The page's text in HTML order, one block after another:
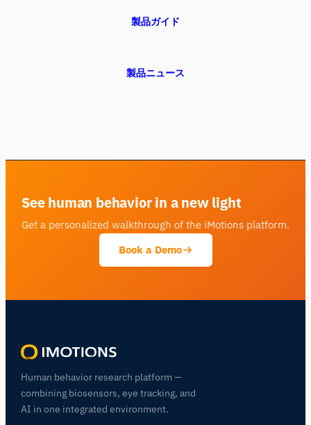
製品ガイド
製品ニュース
See human behavior in a new light
Get a personalized walkthrough of the iMotions platform.
Book a Demo
Human behavior research platform —
combining biosensors, eye tracking, and
AI in one integrated environment.